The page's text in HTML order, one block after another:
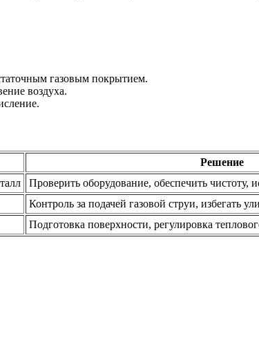
газовым покрытием.
воздуха.
Решение
Проверить оборудование, обеспечить чистоту,
Контроль за подачей газовой струи, избегать
Подготовка поверхности, регулировка